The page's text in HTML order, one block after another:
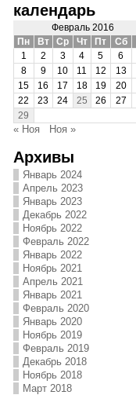
календарь
Февраль 2016
Пн
Вт Ср Чт Пт Сб
1
2 3 4 5 6
8
9 10 11 12 13
15
16 17 18 19 20
22
23 24 25 26 27
29
« Ноя Ноя »
Архивы
Январь 2024
Апрель 2023
Январь 2023
Декабрь 2022
Ноябрь 2022
Февраль 2022
Январь 2022
Ноябрь 2021
Апрель 2021
Январь 2021
Февраль 2020
Январь 2020
Ноябрь 2019
Февраль 2019
Декабрь 2018
Ноябрь 2018
Март 2018